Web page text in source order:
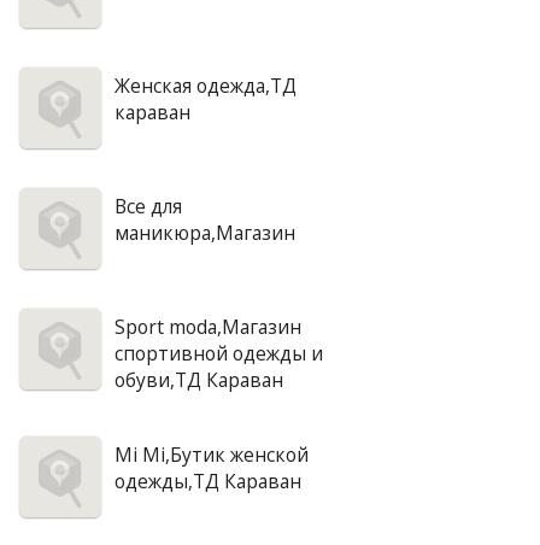
Женская одежда,ТД
караван
Все для
маникюра,Магазин
Sport moda,Магазин
спортивной одежды и
обуви,ТД Караван
Mi Mi,Бутик женской
одежды,ТД Караван